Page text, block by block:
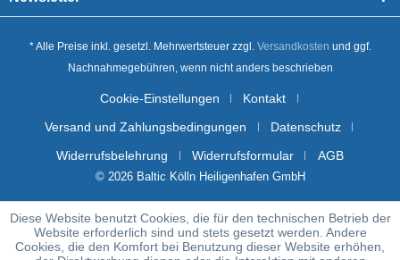
* Alle Preise inkl. gesetzl. Mehrwertsteuer zzgl. Versandkosten und ggf.
Nachnahmegebühren, wenn nicht anders beschrieben
Cookie-Einstellungen
Kontakt
Versand und Zahlungsbedingungen
Datenschutz
Widerrufsbelehrung
Widerrufsformular AGB
© 2026 Baltic Kölln Heiligenhafen GmbH
Diese Website benutzt Cookies, die für den technischen Betrieb der
Website erforderlich sind und stets gesetzt werden. Andere
Cookies, die den Komfort bei Benutzung dieser Website erhöhen,